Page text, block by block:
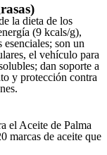
la dieta de los
(9 kcals/g),
son un
el vehículo para
dan soporte a
y protección contra
el Aceite de Palma
marcas de aceite que